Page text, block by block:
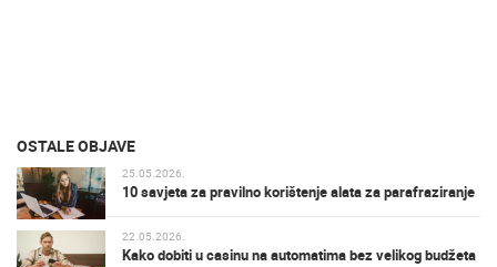
OSTALE OBJAVE
25.05.2026.
10 savjeta za pravilno korištenje alata za parafraziranje
22.05.2026.
Kako dobiti u casinu na automatima bez velikog budžeta